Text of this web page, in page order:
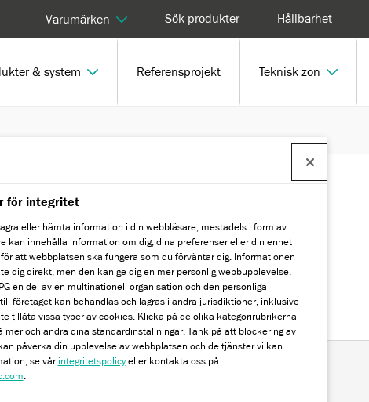
& system Referensprojekt Teknisk zon
Sök produkter Hållbarhet
Varumärken
eller
för integritet
eller hämta information i din webbläsare, mestadels i form av
kan innehålla information om dig, dina preferenser eller din enhet
att webbplatsen ska fungera som du förväntar dig. Informationen
dig direkt, men den kan ge dig en mer personlig webbupplevelse.
en del av en multinationell organisation och den personliga
företaget kan behandlas och lagras i andra jurisdiktioner, inklusive
tillåta vissa typer av cookies. Klicka på de olika kategorirubrikerna
mer och ändra dina standardinställningar. Tänk på att blockering av
påverka din upplevelse av webbplatsen och de tjänster vi kan
se vår integritetspolicyeller kontakta oss på